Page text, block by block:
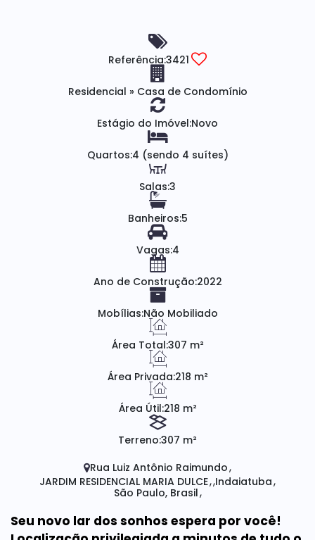
Referência:3421
Residencial » Casa de Condomínio
Estágio do Imóvel:Novo
Quartos:4 (sendo 4 suítes)
Salas:3
Banheiros:5
Vagas:4
Ano de Construção:2022
Mobílias:Não Mobiliado
Área Total:307 m²
Área Privada:218 m²
Área Útil:218 m²
Terreno:307 m²
Rua Luiz Antônio Raimundo
JARDIM RESIDENCIAL MARIA DULCE Indaiatuba
São Paulo, Brasil
Seu novo lar dos sonhos espera por você!